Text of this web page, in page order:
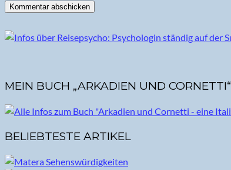
MEIN BUCH „ARKADIEN UND CORNETTI“
BELIEBTESTE ARTIKEL